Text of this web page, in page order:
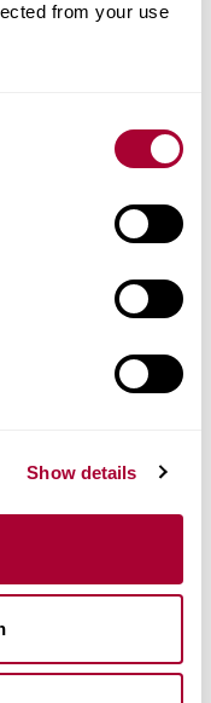
from your use
Show details